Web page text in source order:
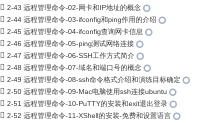
2-43 远程管理命令-02-网卡和IP地址的概念
2-44 远程管理命令-03-ifconfig和ping作用的介绍
2-45 远程管理命令-04-ifconfig查询网卡信息
2-46 远程管理命令-05-ping测试网络连接
2-47 远程管理命令-06-SSH工作方式简介
2-48 远程管理命令-07-域名和端口号的概念
2-49 远程管理命令-08-ssh命令格式介绍和演练目标确定
2-50 远程管理命令-09-Mac电脑使用ssh连接ubuntu
2-51 远程管理命令-10-PuTTY的安装和exit退出登录
2-52 远程管理命令-11-XShell的安装-免费和设置语言